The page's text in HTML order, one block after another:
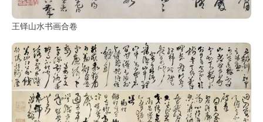
王铎山水书画合卷
籍
本
/
Ancient
Works